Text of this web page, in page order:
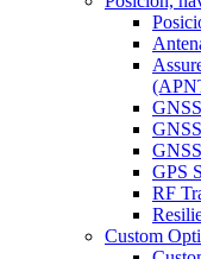
GPS
RF
Custom